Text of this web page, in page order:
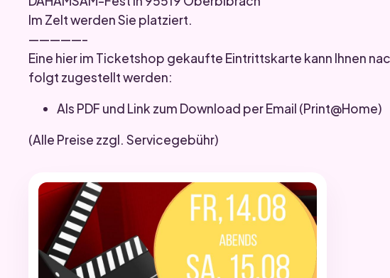
Im Zelt werden Sie platziert.
—————-
Eine hier im Ticketshop gekaufte Eintrittskarte kann Ihnen
folgt zugestellt werden:
Als PDF und Link zum Download per Email (Print@Home)
(Alle Preise zzgl. Servicegebühr)